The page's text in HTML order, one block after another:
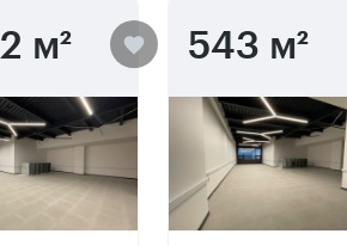
м² 543 м²